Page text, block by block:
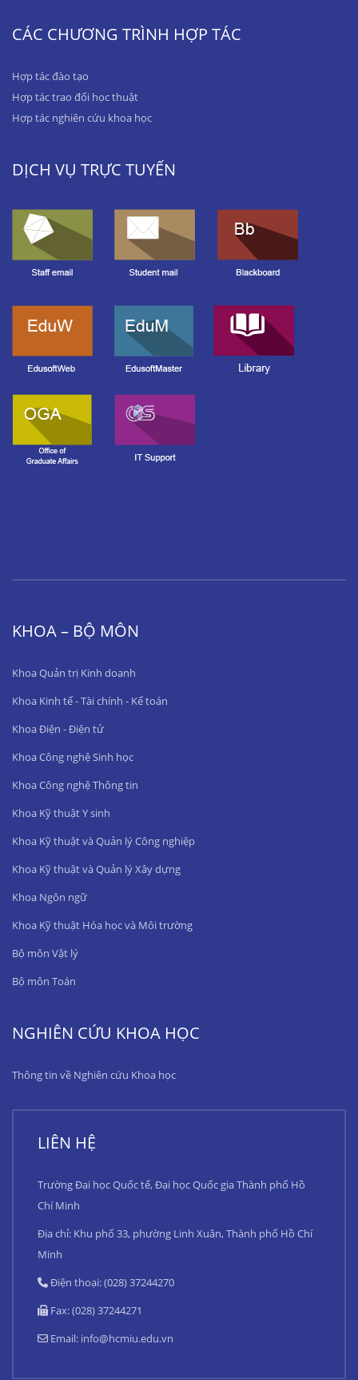
CÁC CHƯƠNG TRÌNH HỢP TÁC
Hợp tác đào tạo
Hợp tác trao đổi học thuật
Hợp tác nghiên cứu khoa học
DỊCH VỤ TRỰC TUYẾN
KHOA – BỘ MÔN
Khoa Quản trị Kinh doanh
Khoa Kinh tế - Tài chính - Kế toán
Khoa Điện - Điện tử
Khoa Công nghệ Sinh học
Khoa Công nghệ Thông tin
Khoa Kỹ thuật Y sinh
Khoa Kỹ thuật và Quản lý Công nghiệp
Khoa Kỹ thuật và Quản lý Xây dựng
Khoa Ngôn ngữ
Khoa Kỹ thuật Hóa học và Môi trường
Bộ môn Vật lý
Bộ môn Toán
NGHIÊN CỨU KHOA HỌC
Thông tin về Nghiên cứu Khoa học
LIÊN HỆ
Trường Đại học Quốc tế, Đại học Quốc gia Thành phố Hồ
Chí Minh
Địa chỉ: Khu phố 33, phường Linh Xuân, Thành phố Hồ Chí
Minh
Điện thoại: (028) 37244270
Fax: (028) 37244271
Email: info@hcmiu.edu.vn